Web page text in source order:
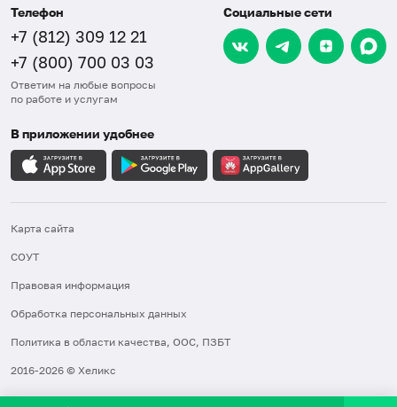
Телефон
+7 (812) 309 12 21
+7 (800) 700 03 03
Ответим на любые вопросы
по работе и услугам
Социальные сети
В приложении удобнее
Карта сайта
СОУТ
Правовая информация
Обработка персональных данных
Политика в области качества, ООС, ПЗБТ
2016-2026 © Хеликс